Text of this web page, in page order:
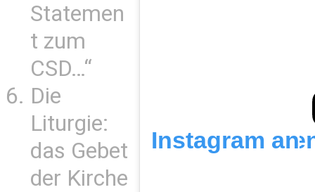
Statemen
t zum
CSD…“
Die
Liturgie:
das Gebet
der Kirche
Sieh dir diesen Beitrag auf Instagram an